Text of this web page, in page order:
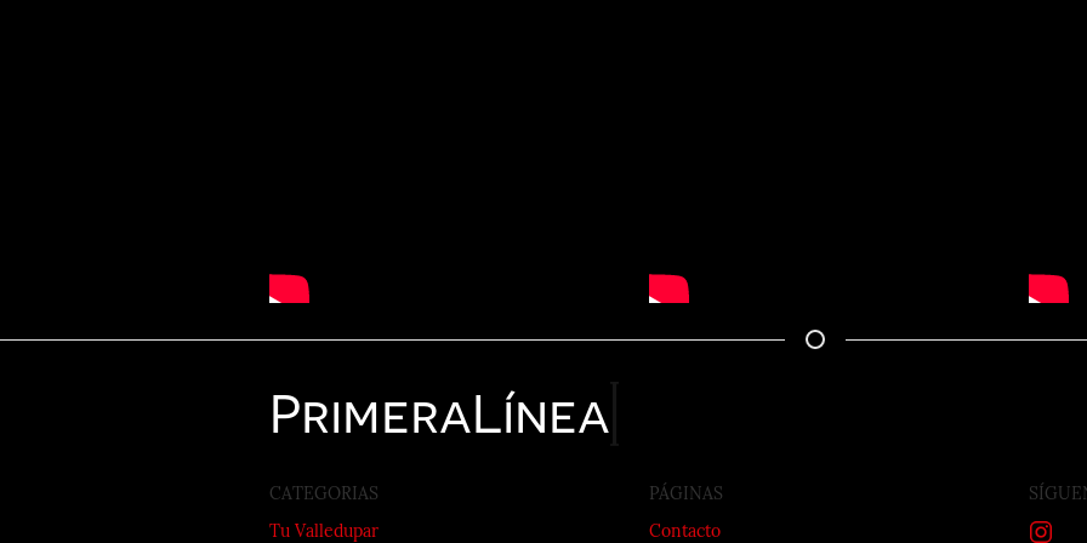
PrimeraLínea
CATEGORIAS
Tu Valledupar
PÁGINAS
Contacto